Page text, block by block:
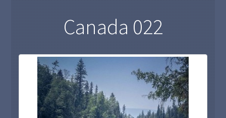
Canada 022